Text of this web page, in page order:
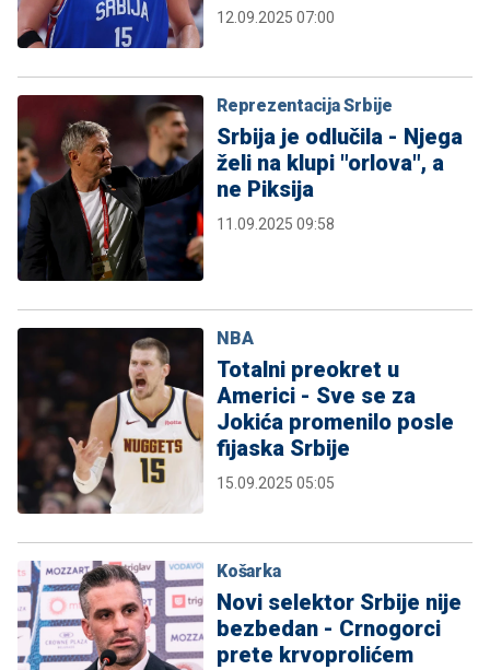
12.09.2025 07:00
Reprezentacija Srbije
Srbija je odlučila - Njega
želi na klupi "orlova", a
ne Piksija
11.09.2025 09:58
NBA
Totalni preokret u
Americi - Sve se za
Jokića promenilo posle
fijaska Srbije
15.09.2025 05:05
Košarka
Novi selektor Srbije nije
bezbedan - Crnogorci
prete krvoprolićem